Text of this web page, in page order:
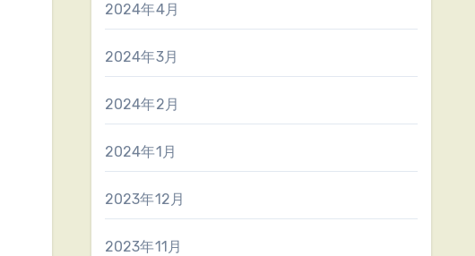
2024年4月
2024年3月
2024年2月
2024年1月
2023年12月
2023年11月